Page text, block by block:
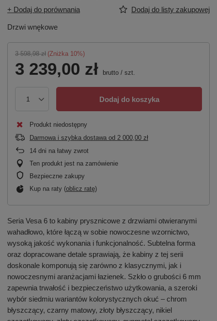
+ Dodaj do porównania Dodaj do listy zakupowej
Drzwi wnękowe
3 598,98 zł (Zniżka 10%)
3 239,00 zł brutto / szt.
Dodaj do koszyka
Produkt niedostępny
Darmowa i szybka dostawa od 2 000,00 zł
14 dni na łatwy zwrot
Ten produkt jest na zamówienie
Bezpieczne zakupy
Kup na raty (oblicz ratę)
Seria Vesa 6 to kabiny prysznicowe z drzwiami otwieranymi
wahadłowo, które łączą w sobie nowoczesne wzornictwo,
wysoką jakość wykonania i funkcjonalność. Subtelna forma
oraz dopracowane detale sprawiają, że kabiny z tej serii
doskonale komponują się zarówno z klasycznymi, jak i
nowoczesnymi aranżacjami łazienek. Szkło o grubości 6 mm
zapewnia trwałość i bezpieczeństwo użytkowania, a szeroki
wybór siedmiu wariantów kolorystycznych okuć – chrom
błyszczący, czarny matowy, złoty błyszczący, nikiel